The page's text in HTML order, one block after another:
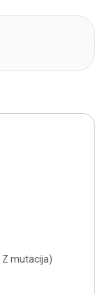
Z mutacija)